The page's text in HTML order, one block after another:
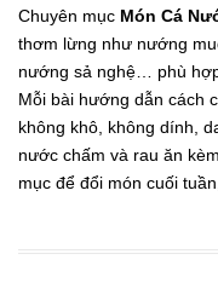
Chuyên mục Món Cá
thơm lừng như nướng
nướng sả nghệ… phù
Mỗi bài hướng dẫn cách
không khô, không dính,
nước chấm và rau ăn
mục để đổi món cuối